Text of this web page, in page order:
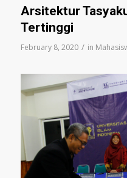
Arsitektur
Tertinggi
February 8, 2020 / in